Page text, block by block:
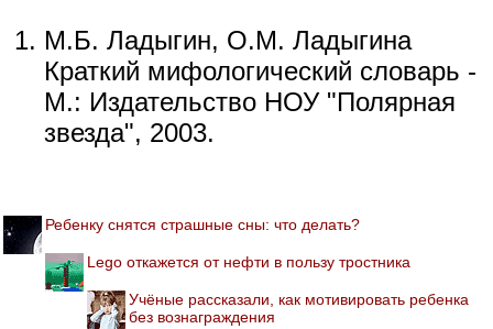
М.Б. Ладыгин, О.М. Ладыгина
Краткий мифологический словарь -
М.: Издательство НОУ "Полярная
звезда", 2003.
Ребенку снятся страшные сны: что делать?
Lego откажется от нефти в пользу тростника
Учёные рассказали, как мотивировать ребенка
без вознаграждения